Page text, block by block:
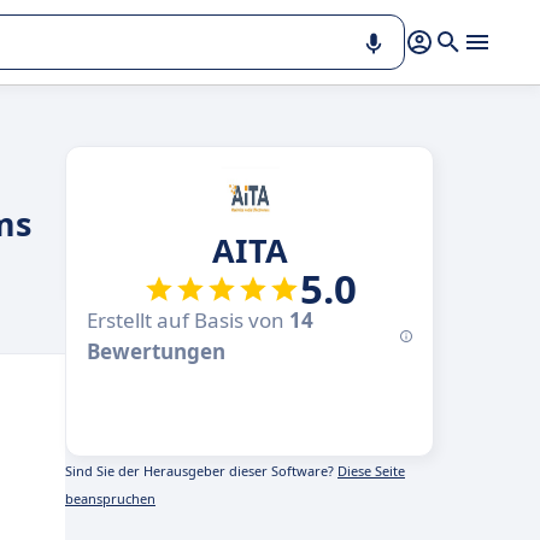
AITA
5.0
Erstellt auf Basis von 14
Bewertungen
Sind Sie der Herausgeber dieser Software? Diese Seite
beanspruchen